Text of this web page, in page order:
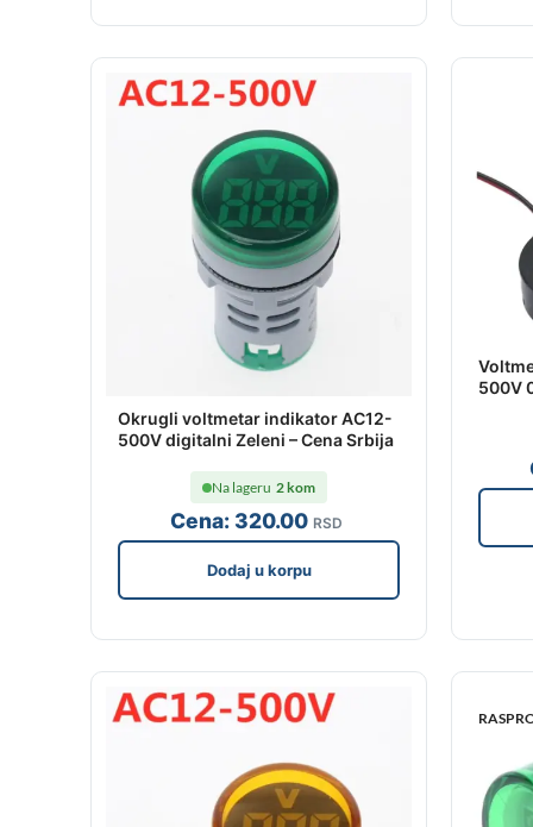
Okrugli voltmetar indikator AC12-
500V digitalni Zeleni – Cena Srbija
Cena:320.00 RSD
Na lageru 2 kom
Dodaj u korpu
500V